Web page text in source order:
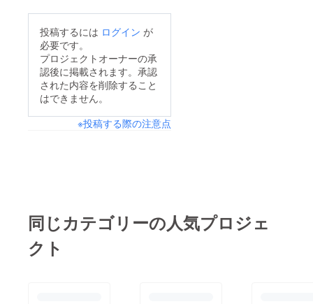
な目標 「阪南フォト
を多くの方に知っても
らう」 は本プロジェ
クトの共有等、閲覧等
をして頂き多くの方や
企業様からの問い合わ
せがありました。 本
ございます。 そして
予約システムの導入を
を使うので認知症予防
に効果があるかもしれ
ない。 駆け出しのモ
デルやメイクアップを
目指してる方へ 一緒
に夢を叶え 楽しい未
来を作りませんか？
マンが必要になってき
トのメリットは誰にあ
るのか？自分だけしか
メリットがない 支援
してくれた方にはいい
撮影サービスなんてど
なものかも詳しく説明
できてなかったですも
投稿するには ログイン が
必要です。
プロジェクトオーナーの承
認後に掲載されます。承認
された内容を削除すること
はできません。
※投稿する際の注意点
同じカテゴリーの人気プロジェ
クト